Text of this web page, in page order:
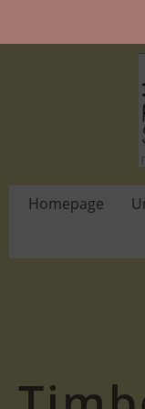
Homepage